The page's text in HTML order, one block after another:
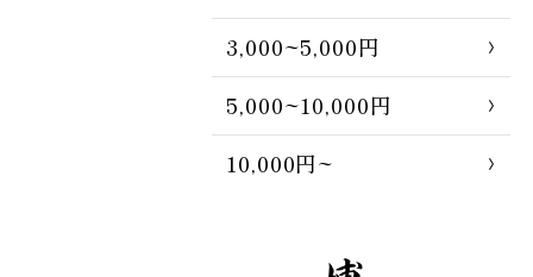
3,000~5,000円
5,000~10,000円
10,000円~